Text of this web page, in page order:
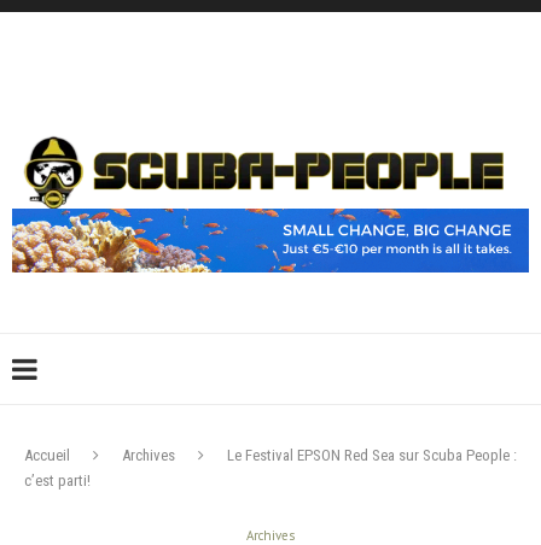
Accueil Archives
Le Festival EPSON Red Sea sur Scuba People :
c’est parti!
Archives